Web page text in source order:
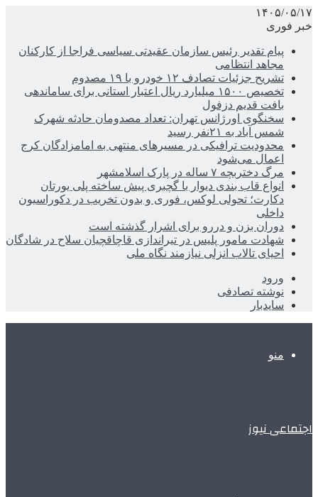
۱۴۰۵/۰۵/۱۷
خبر فوری
پیام تقدیر رئیس سازمان عقیدتی سیاسی فراجا از کارکنان
مجاهد انتظامی
تشریح جزئیات تصادف ۱۲ خودرو با ۱۹ مصدوم
تخصیص ۱۵۰۰ میلیارد ریال اعتبار استانی برای ساماندهی
بافت قدیم دزفول
سخنگوی اورژانس تهران: تعداد مصدومان حادثه شهرک
شمس آباد به ۲۱نفر رسید
محدودیت ترافیکی در مسیرهای منتهی به امامزادگان کرج
اعمال می‌شود
مرگ دختربچه ۷ ساله در پارک اسلامشهر
انواع قاب بندی دیوار با گچبری پیش ساخته پلی یورتان
دکارت؛ تحولی لوکس، فوری و بدون تخریب در دکوراسیون
داخلی
دوران بزن و دررو برای اشرار گذشته است
شهادت مامور پلیس در تیراندازی قاچاقچیان سلاح در شادگان
احیای تالاب انزلی نیازمند نگاه ملی
ورود
نوشته تصادفی
سایدبار
منو
اجتماعی نیوز